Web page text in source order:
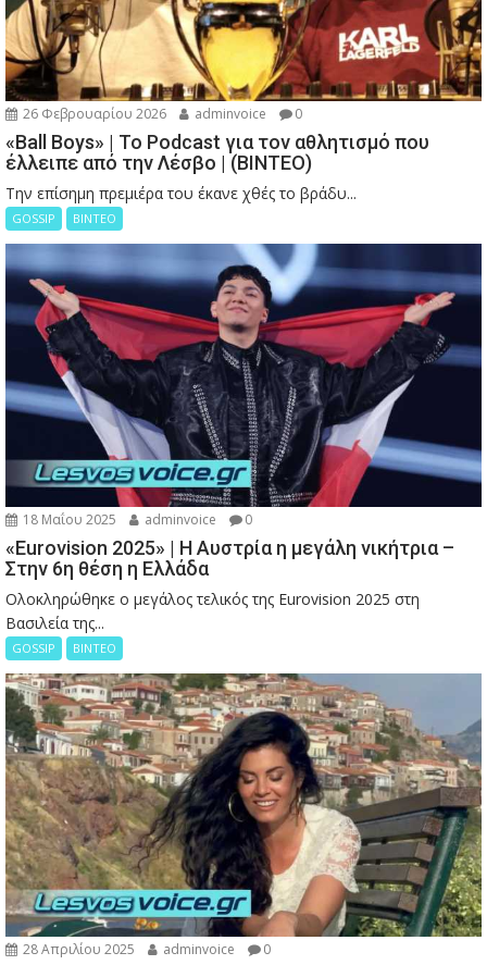
26 Φεβρουαρίου 2026 adminvoice 0
«Ball Boys» | Το Podcast για τον αθλητισμό που
έλλειπε από την Λέσβο | (ΒΙΝΤΕΟ)
Την επίσημη πρεμιέρα του έκανε χθές το βράδυ...
GOSSIP ΒΙΝΤΕΟ
18 Μαΐου 2025 adminvoice 0
«Eurovision 2025» | Η Αυστρία η μεγάλη νικήτρια –
Στην 6η θέση η Ελλάδα
Ολοκληρώθηκε ο μεγάλος τελικός της Eurovision 2025 στη
Βασιλεία της...
GOSSIP ΒΙΝΤΕΟ
28 Απριλίου 2025 adminvoice 0